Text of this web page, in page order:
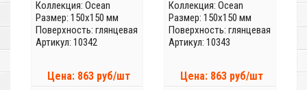
Коллекция: Ocean
Размер: 150x150 мм
Поверхность: глянцевая
Артикул: 10342
Цена: 863 руб/шт
Коллекция: Ocean
Размер: 150x150 мм
Поверхность: глянцевая
Артикул: 10343
Цена: 863 руб/шт